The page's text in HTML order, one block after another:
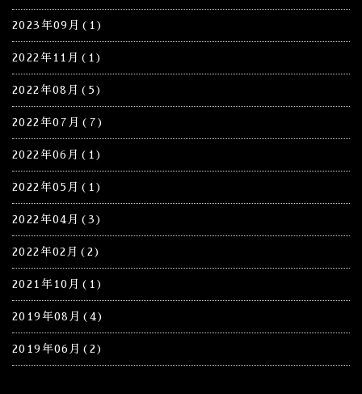
2023年09月(1)
2022年11月(1)
2022年08月(5)
2022年07月(7)
2022年06月(1)
2022年05月(1)
2022年04月(3)
2022年02月(2)
2021年10月(1)
2019年08月(4)
2019年06月(2)